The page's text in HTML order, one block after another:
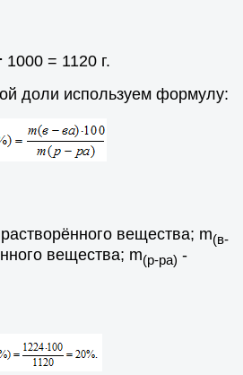
. 1000 = 1120 г.
доли используем формулу:
растворённого вещества; m(в-
вещества; m(р-ра) -